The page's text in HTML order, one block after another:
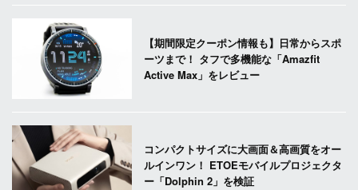
【期間限定クーポン情報も】日常からスポ
ーツまで！ タフで多機能な「Amazfit
Active Max」をレビュー
コンパクトサイズに大画面＆高画質をオー
ルインワン！ ETOEモバイルプロジェクタ
ー「Dolphin 2」を検証